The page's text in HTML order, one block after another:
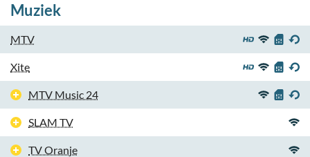
Muziek
MTV
Xite
MTV Music 24
SLAM TV
TV Oranje